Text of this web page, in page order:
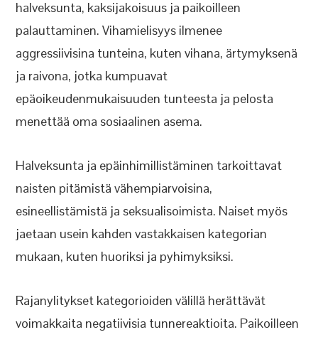
halveksunta, kaksijakoisuus ja paikoilleen
palauttaminen. Vihamielisyys ilmenee
aggressiivisina tunteina, kuten vihana, ärtymyksenä
ja raivona, jotka kumpuavat
epäoikeudenmukaisuuden tunteesta ja pelosta
menettää oma sosiaalinen asema.
Halveksunta ja epäinhimillistäminen tarkoittavat
naisten pitämistä vähempiarvoisina,
esineellistämistä ja seksualisoimista. Naiset myös
jaetaan usein kahden vastakkaisen kategorian
mukaan, kuten huoriksi ja pyhimyksiksi.
Rajanylitykset kategorioiden välillä herättävät
voimakkaita negatiivisia tunnereaktioita. Paikoilleen